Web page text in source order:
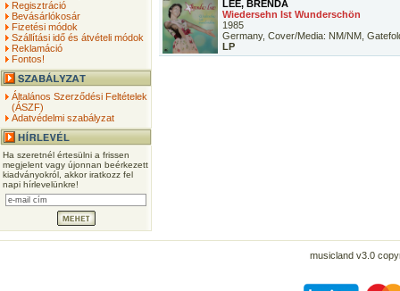
Regisztráció
Bevásárlókosár
Fizetési módok
Szállítási idő és átvételi módok
Reklamáció
Fontos!
Általános Szerződési Feltételek
(ÁSZF)
Adatvédelmi szabályzat
Ha szeretnél értesülni a frissen
megjelent vagy újonnan beérkezett
kiadványokról, akkor iratkozz fel
napi hírlevelünkre!
LEE, BRENDA
Wiedersehn Ist Wunderschön
1985
Germany, Cover/Media: NM/NM,
LP
musicland v3.0